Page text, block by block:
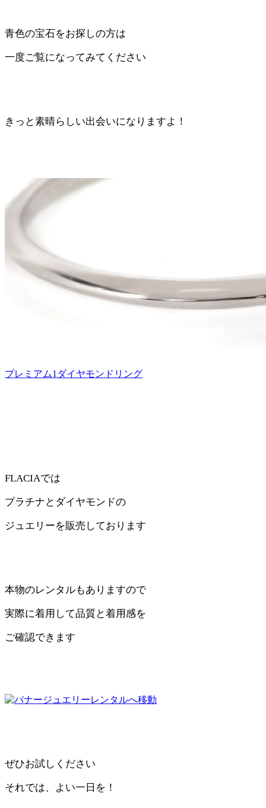
青色の宝石をお探しの方は
一度ご覧になってみてください
きっと素晴らしい出会いになりますよ！
プレミアム1ダイヤモンドリング
FLACIAでは
プラチナとダイヤモンドの
ジュエリーを販売しております
本物のレンタルもありますので
実際に着用して品質と着用感を
ご確認できます
ぜひお試しください
それでは、よい一日を！